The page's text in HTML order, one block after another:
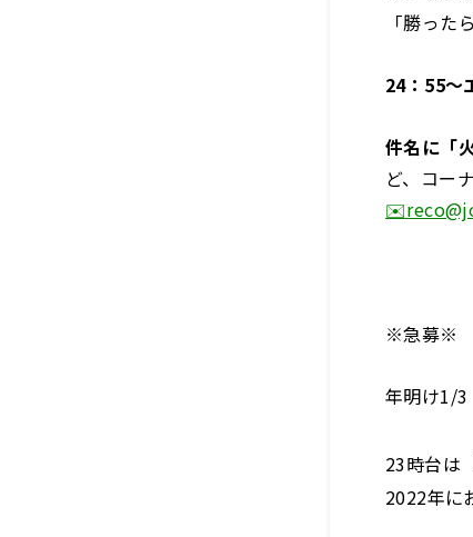
「勝った
24：55～
件名に「
ど、コー
※急募※
年明け1/3
23時台は
2022年に